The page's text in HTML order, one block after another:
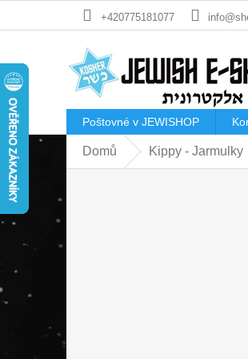
+420775181077
Poštovné v JEWISHOP
Domů Kippy - Jarmulky